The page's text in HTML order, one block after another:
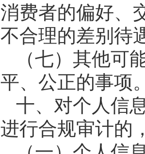
消费者的偏好、
不合理的差别待
（七）其他可
平、公正的事项
十、对个人信
进行合规审计的